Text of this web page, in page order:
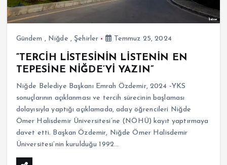
Gündem , Niğde , Şehirler Temmuz 25, 2024
“TERCİH LİSTESİNİN LİSTENİN EN
TEPESİNE NİĞDE’Yİ YAZIN”
Niğde Belediye Başkanı Emrah Özdemir, 2024 -YKS
sonuçlarının açıklanması ve tercih sürecinin başlaması
dolayısıyla yaptığı açıklamada, aday öğrencileri Niğde
Ömer Halisdemir Üniversitesi’ne (NÖHÜ) kayıt yaptırmaya
davet etti. Başkan Özdemir, Niğde Ömer Halisdemir
Üniversitesi’nin kurulduğu 1992…